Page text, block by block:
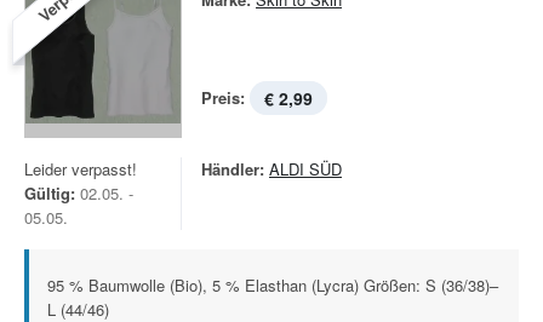
Preis: € 2,99
Leider verpasst!
Gültig: 02.05. -
05.05.
Händler: ALDI SÜD
95 % Baumwolle (Bio), 5 % Elasthan (Lycra) Größen: S (36/38)–
L (44/46)